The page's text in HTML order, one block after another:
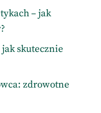
– jak
skutecznie
zdrowotne